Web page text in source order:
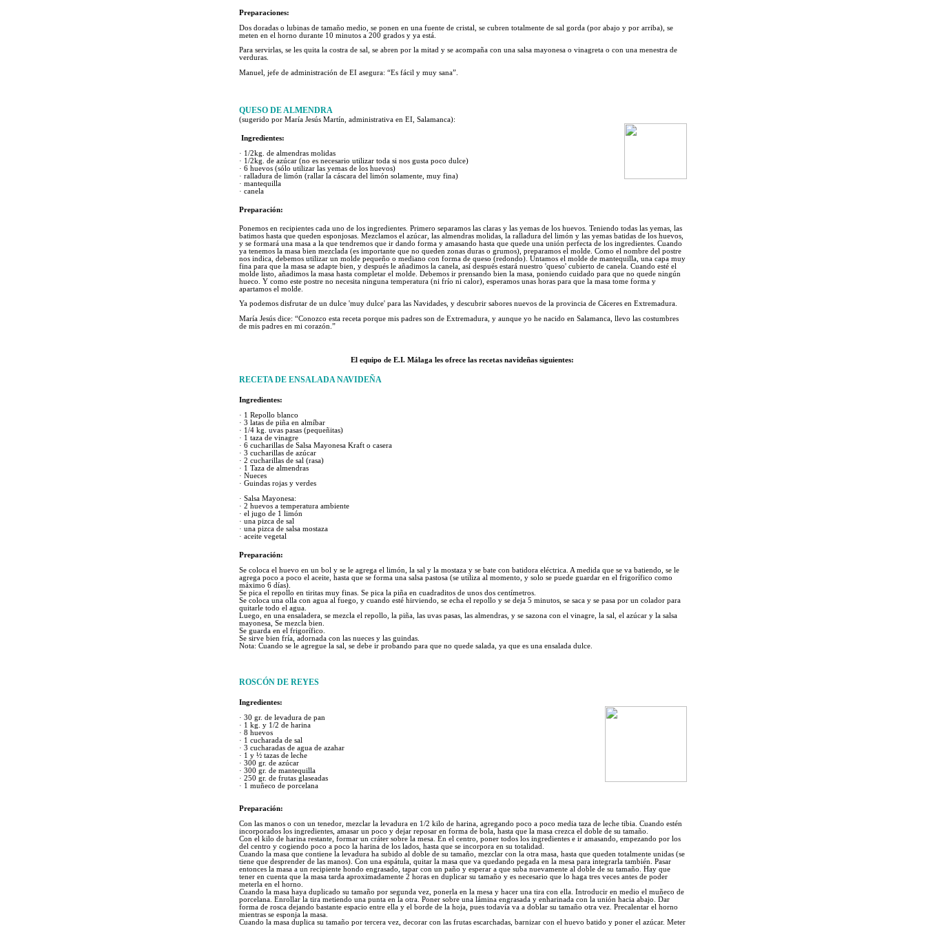
Preparaciones:
Dos doradas o lubinas de tamaño medio, se ponen en una fuente de cristal, se cubren totalmente de sal gorda (por abajo y por arriba), se
meten en el horno durante 10 minutos a 200 grados y ya está.
Para servirlas, se les quita la costra de sal, se abren por la mitad y se acompaña con una salsa mayonesa o vinagreta o con una menestra de
verduras.
Manuel, jefe de administración de EI asegura: “Es fácil y muy sana”.
QUESO DE ALMENDRA
(sugerido por María Jesús Martín, administrativa en EI, Salamanca):
Ingredientes:
· 1/2kg. de almendras molidas
· 1/2kg. de azúcar (no es necesario utilizar toda si nos gusta poco dulce)
· 6 huevos (sólo utilizar las yemas de los huevos)
· ralladura de limón (rallar la cáscara del limón solamente, muy fina)
· mantequilla
· canela
Preparación:
Ponemos en recipientes cada uno de los ingredientes. Primero separamos las claras y las yemas de los huevos. Teniendo todas las yemas, las
batimos hasta que queden esponjosas. Mezclamos el azúcar, las almendras molidas, la ralladura del limón y las yemas batidas de los huevos,
y se formará una masa a la que tendremos que ir dando forma y amasando hasta que quede una unión perfecta de los ingredientes. Cuando
ya tenemos la masa bien mezclada (es importante que no queden zonas duras o grumos), preparamos el molde. Como el nombre del postre
nos indica, debemos utilizar un molde pequeño o mediano con forma de queso (redondo). Untamos el molde de mantequilla, una capa muy
fina para que la masa se adapte bien, y después le añadimos la canela, así después estará nuestro 'queso' cubierto de canela. Cuando esté el
molde listo, añadimos la masa hasta completar el molde. Debemos ir prensando bien la masa, poniendo cuidado para que no quede ningún
hueco. Y como este postre no necesita ninguna temperatura (ni frío ni calor), esperamos unas horas para que la masa tome forma y
apartamos el molde.
Ya podemos disfrutar de un dulce 'muy dulce' para las Navidades, y descubrir sabores nuevos de la provincia de Cáceres en Extremadura.
María Jesús dice: “Conozco esta receta porque mis padres son de Extremadura, y aunque yo he nacido en Salamanca, llevo las costumbres
de mis padres en mi corazón.”
El equipo de E.I. Málaga les ofrece las recetas navideñas siguientes:
RECETA DE ENSALADA NAVIDEÑA
Ingredientes:
· 1 Repollo blanco
· 3 latas de piña en almíbar
· 1/4 kg. uvas pasas (pequeñitas)
· 1 taza de vinagre
· 6 cucharillas de Salsa Mayonesa Kraft o casera
· 3 cucharillas de azúcar
· 2 cucharillas de sal (rasa)
· 1 Taza de almendras
· Nueces
· Guindas rojas y verdes
· Salsa Mayonesa:
· 2 huevos a temperatura ambiente
· el jugo de 1 limón
· una pizca de sal
· una pizca de salsa mostaza
· aceite vegetal
Preparación:
Se coloca el huevo en un bol y se le agrega el limón, la sal y la mostaza y se bate con batidora eléctrica. A medida que se va batiendo, se le
agrega poco a poco el aceite, hasta que se forma una salsa pastosa (se utiliza al momento, y solo se puede guardar en el frigorífico como
máximo 6 días).
Se pica el repollo en tiritas muy finas. Se pica la piña en cuadraditos de unos dos centímetros.
Se coloca una olla con agua al fuego, y cuando esté hirviendo, se echa el repollo y se deja 5 minutos, se saca y se pasa por un colador para
quitarle todo el agua.
Luego, en una ensaladera, se mezcla el repollo, la piña, las uvas pasas, las almendras, y se sazona con el vinagre, la sal, el azúcar y la salsa
mayonesa, Se mezcla bien.
Se guarda en el frigorífico.
Se sirve bien fría, adornada con las nueces y las guindas.
Nota: Cuando se le agregue la sal, se debe ir probando para que no quede salada, ya que es una ensalada dulce.
ROSCÓN DE REYES
Ingredientes:
· 30 gr. de levadura de pan
· 1 kg. y 1/2 de harina
· 8 huevos
· 1 cucharada de sal
· 3 cucharadas de agua de azahar
· 1 y ½ tazas de leche
· 300 gr. de azúcar
· 300 gr. de mantequilla
· 250 gr. de frutas glaseadas
· 1 muñeco de porcelana
Preparación:
Con las manos o con un tenedor, mezclar la levadura en 1/2 kilo de harina, agregando poco a poco media taza de leche tibia. Cuando estén
incorporados los ingredientes, amasar un poco y dejar reposar en forma de bola, hasta que la masa crezca el doble de su tamaño.
Con el kilo de harina restante, formar un cráter sobre la mesa. En el centro, poner todos los ingredientes e ir amasando, empezando por los
del centro y cogiendo poco a poco la harina de los lados, hasta que se incorpora en su totalidad.
Cuando la masa que contiene la levadura ha subido al doble de su tamaño, mezclar con la otra masa, hasta que queden totalmente unidas (se
tiene que desprender de las manos). Con una espátula, quitar la masa que va quedando pegada en la mesa para integrarla también. Pasar
entonces la masa a un recipiente hondo engrasado, tapar con un paño y esperar a que suba nuevamente al doble de su tamaño. Hay que
tener en cuenta que la masa tarda aproximadamente 2 horas en duplicar su tamaño y es necesario que lo haga tres veces antes de poder
meterla en el horno.
Cuando la masa haya duplicado su tamaño por segunda vez, ponerla en la mesa y hacer una tira con ella. Introducir en medio el muñeco de
porcelana. Enrollar la tira metiendo una punta en la otra. Poner sobre una lámina engrasada y enharinada con la unión hacia abajo. Dar
forma de rosca dejando bastante espacio entre ella y el borde de la hoja, pues todavía va a doblar su tamaño otra vez. Precalentar el horno
mientras se esponja la masa.
Cuando la masa duplica su tamaño por tercera vez, decorar con las frutas escarchadas, barnizar con el huevo batido y poner el azúcar. Meter